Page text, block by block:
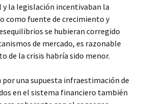
la legislación incentivaban la
como fuente de crecimiento y
se hubieran corregido
de mercado, es razonable
de la crisis habría sido menor.
por una supuesta infraestimación de
en el sistema financiero también